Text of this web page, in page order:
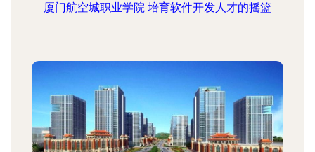
厦门航空城职业学院 培育软件开发人才的摇篮